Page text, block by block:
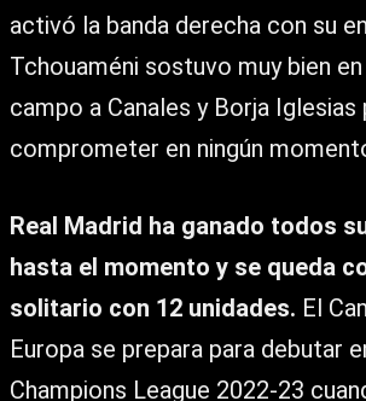
activó la banda derecha con su
Tchouaméni sostuvo muy bien
campo a Canales y Borja Iglesias
comprometer en ningún
Real Madrid ha ganado todos
hasta el momento y se queda
solitario con 12 unidades. El
Europa se prepara para debutar
Champions League 2022-23